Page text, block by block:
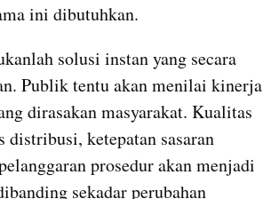
ini dibutuhkan.
solusi instan yang secara
Publik tentu akan menilai kinerja
dirasakan masyarakat. Kualitas
ketepatan sasaran
prosedur akan menjadi
sekadar perubahan